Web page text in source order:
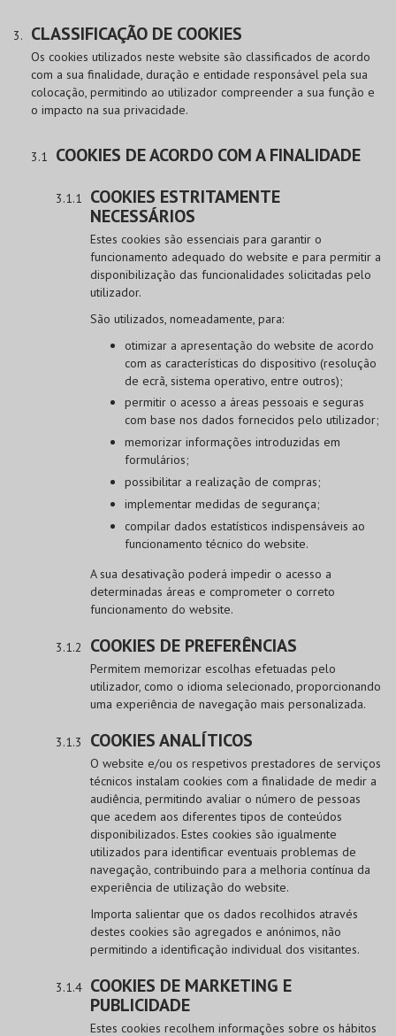
CLASSIFICAÇÃO DE COOKIES
Os cookies utilizados neste website são classificados de acordo
com a sua finalidade, duração e entidade responsável pela sua
colocação, permitindo ao utilizador compreender a sua função e
o impacto na sua privacidade.
COOKIES DE ACORDO COM A FINALIDADE
COOKIES ESTRITAMENTE
NECESSÁRIOS
Estes cookies são essenciais para garantir o
funcionamento adequado do website e para permitir a
disponibilização das funcionalidades solicitadas pelo
utilizador.
São utilizados, nomeadamente, para:
otimizar a apresentação do website de acordo
com as características do dispositivo (resolução
de ecrã, sistema operativo, entre outros);
permitir o acesso a áreas pessoais e seguras
com base nos dados fornecidos pelo utilizador;
memorizar informações introduzidas em
formulários;
possibilitar a realização de compras;
implementar medidas de segurança;
compilar dados estatísticos indispensáveis ao
funcionamento técnico do website.
A sua desativação poderá impedir o acesso a
determinadas áreas e comprometer o correto
funcionamento do website.
COOKIES DE PREFERÊNCIAS
Permitem memorizar escolhas efetuadas pelo
utilizador, como o idioma selecionado, proporcionando
uma experiência de navegação mais personalizada.
COOKIES ANALÍTICOS
O website e/ou os respetivos prestadores de serviços
técnicos instalam cookies com a finalidade de medir a
audiência, permitindo avaliar o número de pessoas
que acedem aos diferentes tipos de conteúdos
disponibilizados. Estes cookies são igualmente
utilizados para identificar eventuais problemas de
navegação, contribuindo para a melhoria contínua da
experiência de utilização do website.
Importa salientar que os dados recolhidos através
destes cookies são agregados e anónimos, não
permitindo a identificação individual dos visitantes.
COOKIES DE MARKETING E
PUBLICIDADE
Estes cookies recolhem informações sobre os hábitos